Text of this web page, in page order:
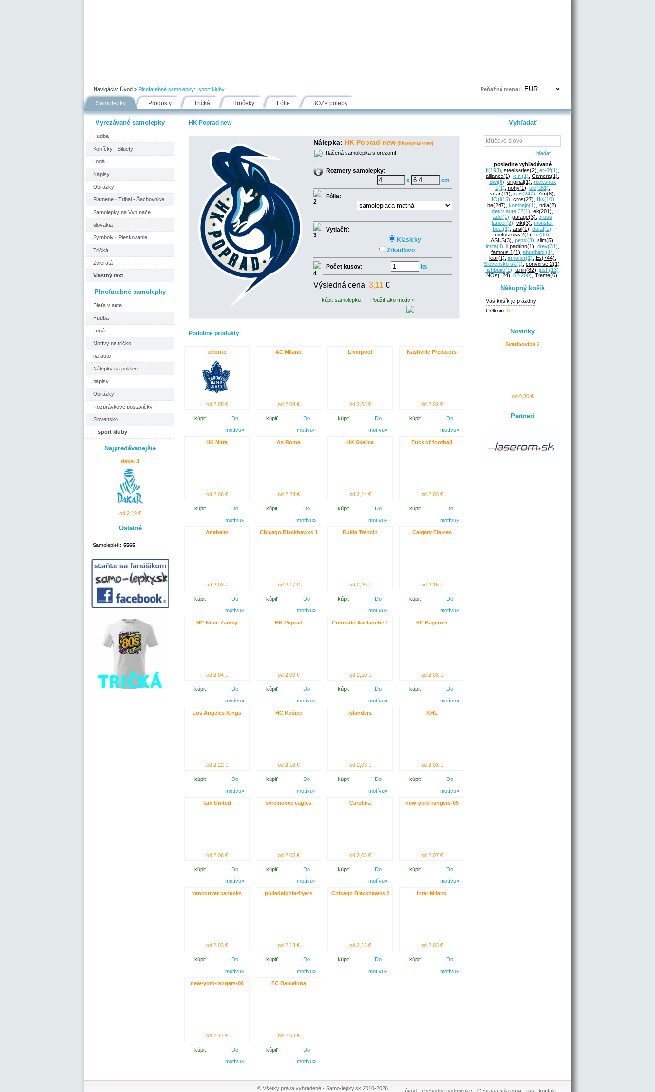
Navigácia: Úvod » Plnofarebné samolepky:: sport kluby Peňažná mena:
Samolepky Produkty Tričká Hrnčeky Fólie BOZP polepy
Vyrezávané samolepky
Hudba
Koníčky - Siluety
Logá
Nápisy
Obrázky
Plamene - Tribal - Šachovnice
Samolepky na Vypínače
slovakia
Symboly - Pieskovanie
Tričká
Zvieratá
Vlastný text
Plnofarebné samolepky
Dieťa v aute
Hudba
Logá
Motívy na tričko
na auto
Nálepky na puklice
nápisy
Obrázky
Rozprávkové postavičky
Slovensko
sport kluby
Najpredávanejšie
dakar 3
od 2,19 €
Ostatné
Samolepiek: 5565
HK Poprad new
Nálepka: HK Poprad new (hk-poprad-new)
Tlačená samolepka s orezom!
Rozmery samolepky:
x
cm
Fólia:
Vytlačiť:
Klasicky
Zrkadlovo
Počet kusov: ks
Výsledná cena: 3,11 €
kúpiť samolepku Použiť ako motív »
Podobné produkty
toronto
od 2,08 €
kúpiť
Do
motívu»
AC Milano
od 2,04 €
kúpiť
Do
motívu»
Liverpool
od 2,03 €
kúpiť
Do
motívu»
Nashville Predators
od 2,02 €
kúpiť
Do
motívu»
HK Nitra
od 2,06 €
kúpiť
Do
motívu»
As Roma
od 2,24 €
kúpiť
Do
motívu»
HK Skalica
od 2,14 €
kúpiť
Do
motívu»
Fuck of football
od 2,03 €
kúpiť
Do
motívu»
Anaheim
od 2,03 €
kúpiť
Do
motívu»
Chicago Blackhawks 1
od 2,17 €
kúpiť
Do
motívu»
Dukla Trencin
od 2,20 €
kúpiť
Do
motívu»
Calgary Flames
od 2,16 €
kúpiť
Do
motívu»
HC Nove Zamky
od 2,04 €
kúpiť
Do
motívu»
HK Poprad
od 2,03 €
kúpiť
Do
motívu»
Colorado Avalanche 1
od 2,10 €
kúpiť
Do
motívu»
FC Bayern 5
od 2,03 €
kúpiť
Do
motívu»
Los Angeles Kings
od 2,22 €
kúpiť
Do
motívu»
HC Košice
od 2,18 €
kúpiť
Do
motívu»
Islanders
od 2,03 €
kúpiť
Do
motívu»
KHL
od 2,03 €
kúpiť
Do
motívu»
Iam United
od 2,06 €
kúpiť
Do
motívu»
svrcinovec eagles
od 2,05 €
kúpiť
Do
motívu»
Carolina
od 2,03 €
kúpiť
Do
motívu»
new-york-rangers-05
od 2,07 €
kúpiť
Do
motívu»
vancouver canucks
od 2,03 €
kúpiť
Do
motívu»
philadelphia-flyers
od 2,13 €
kúpiť
Do
motívu»
Chicago Blackhawks 2
od 2,13 €
kúpiť
Do
motívu»
Inter Milano
od 2,03 €
kúpiť
Do
motívu»
new-york-rangers-06
od 2,17 €
kúpiť
Do
motívu»
FC Barcelona
od 2,03 €
kúpiť
Do
motívu»
Vyhľadať
hľadať
posledne vyhľadávané
fi(193) steelseries(2) er-6f(1)
alliance(1) k n (1) Camera(1)
Swi(6) original(1) rockshox
1(1) nohy(1) ole(281)
scan(11) raci(247) Zim(8)
HO(915) cros(27) His(10)
be(247) kombajn(1) india(2)
deti v aute 32(1) ek(201)
adel(1) garage(3) cross
lander(2) viki(3) monster
beat(1) anal(1) durat(1)
motocross 2(1) nit(36)
ASUS(3) pepsi(3) slim(5)
imita(1) il padrino(1) drev(31)
famous 1(1) abudhabi (1)
lear(1) irmsher(1) Es(744)
Slovensko sk(1) converse 2(1)
fishbone(1) tunin(82) just (13)
NOs(124) 02(200) Treme(6)
Nákupný košík
Váš košík je prázdny
Celkom: 0 €
Novinky
Svadbovica 2
od 0,30 €
Partneri
© Všetky práva vyhradené - Samo-lepky.sk 2010-2026
úvod obchodne podmienky Ochrana súkromia rss kontakt